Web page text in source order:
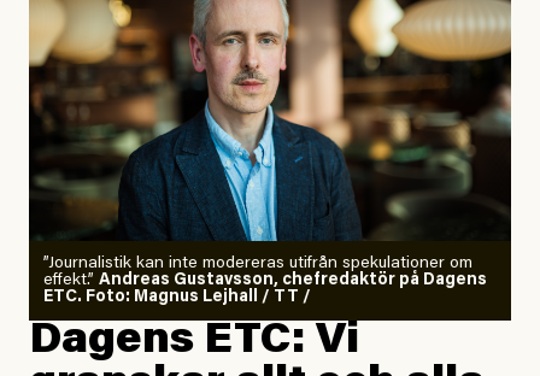
”Journalistik kan inte modereras utifrån spekulationer om
effekt.” Andreas Gustavsson, chefredaktör på Dagens
ETC. Foto: Magnus Lejhall / TT /
Dagens ETC: Vi